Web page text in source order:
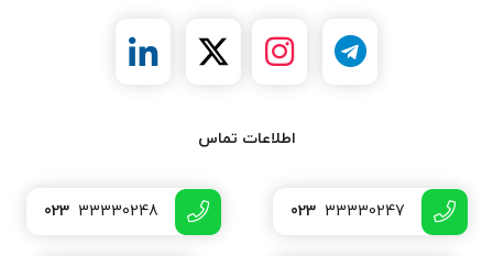
اطلاعات تماس
023 33330247
023 33330248